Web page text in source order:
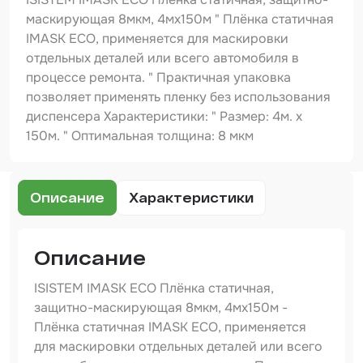
Шпатлевка
Грунты
Оборудование шлифовальное
Ёмкость
Герметики
Крышка для ёмкости
Материалы для вклейки стекол
маскирующая 8мкм, 4мх150м " Плёнка статичная
IMASK ECO, применяется для маскировки
отдельных деталей или всего автомобиля в
процессе ремонта. " Практичная упаковка
позволяет применять пленку без использования
диспенсера Характеристики: " Размер: 4м. х
150м. " Оптимальная толщина: 8 мкм
Описание Характеристики
Описание
ISISTEM IMASK ECO Плёнка статичная,
защитно-маскирующая 8мкм, 4мх150м -
Плёнка статичная IMASK ECO, применяется
для маскировки отдельных деталей или всего